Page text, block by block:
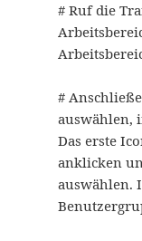
# Ruf die
#
auswählen,
Das erste
anklicken
auswählen.